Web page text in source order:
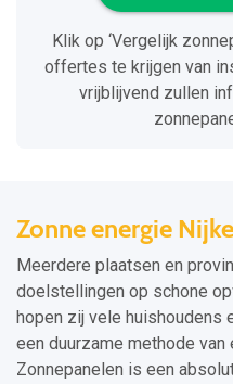
Klik op ‘Vergelijk
offertes te krijgen van
vrijblijvend zullen
Zonne energie
Meerdere plaatsen en
doelstellingen op schone
hopen zij vele huishoudens
een duurzame methode van
Zonnepanelen is een